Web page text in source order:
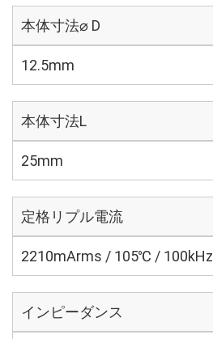
本体寸法⌀ D
12.5mm
本体寸法L
25mm
定格リプル電流
2210mArms / 105℃ / 100kHz
インピーダンス